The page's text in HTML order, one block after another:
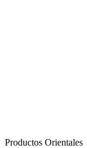
Productos Orientales